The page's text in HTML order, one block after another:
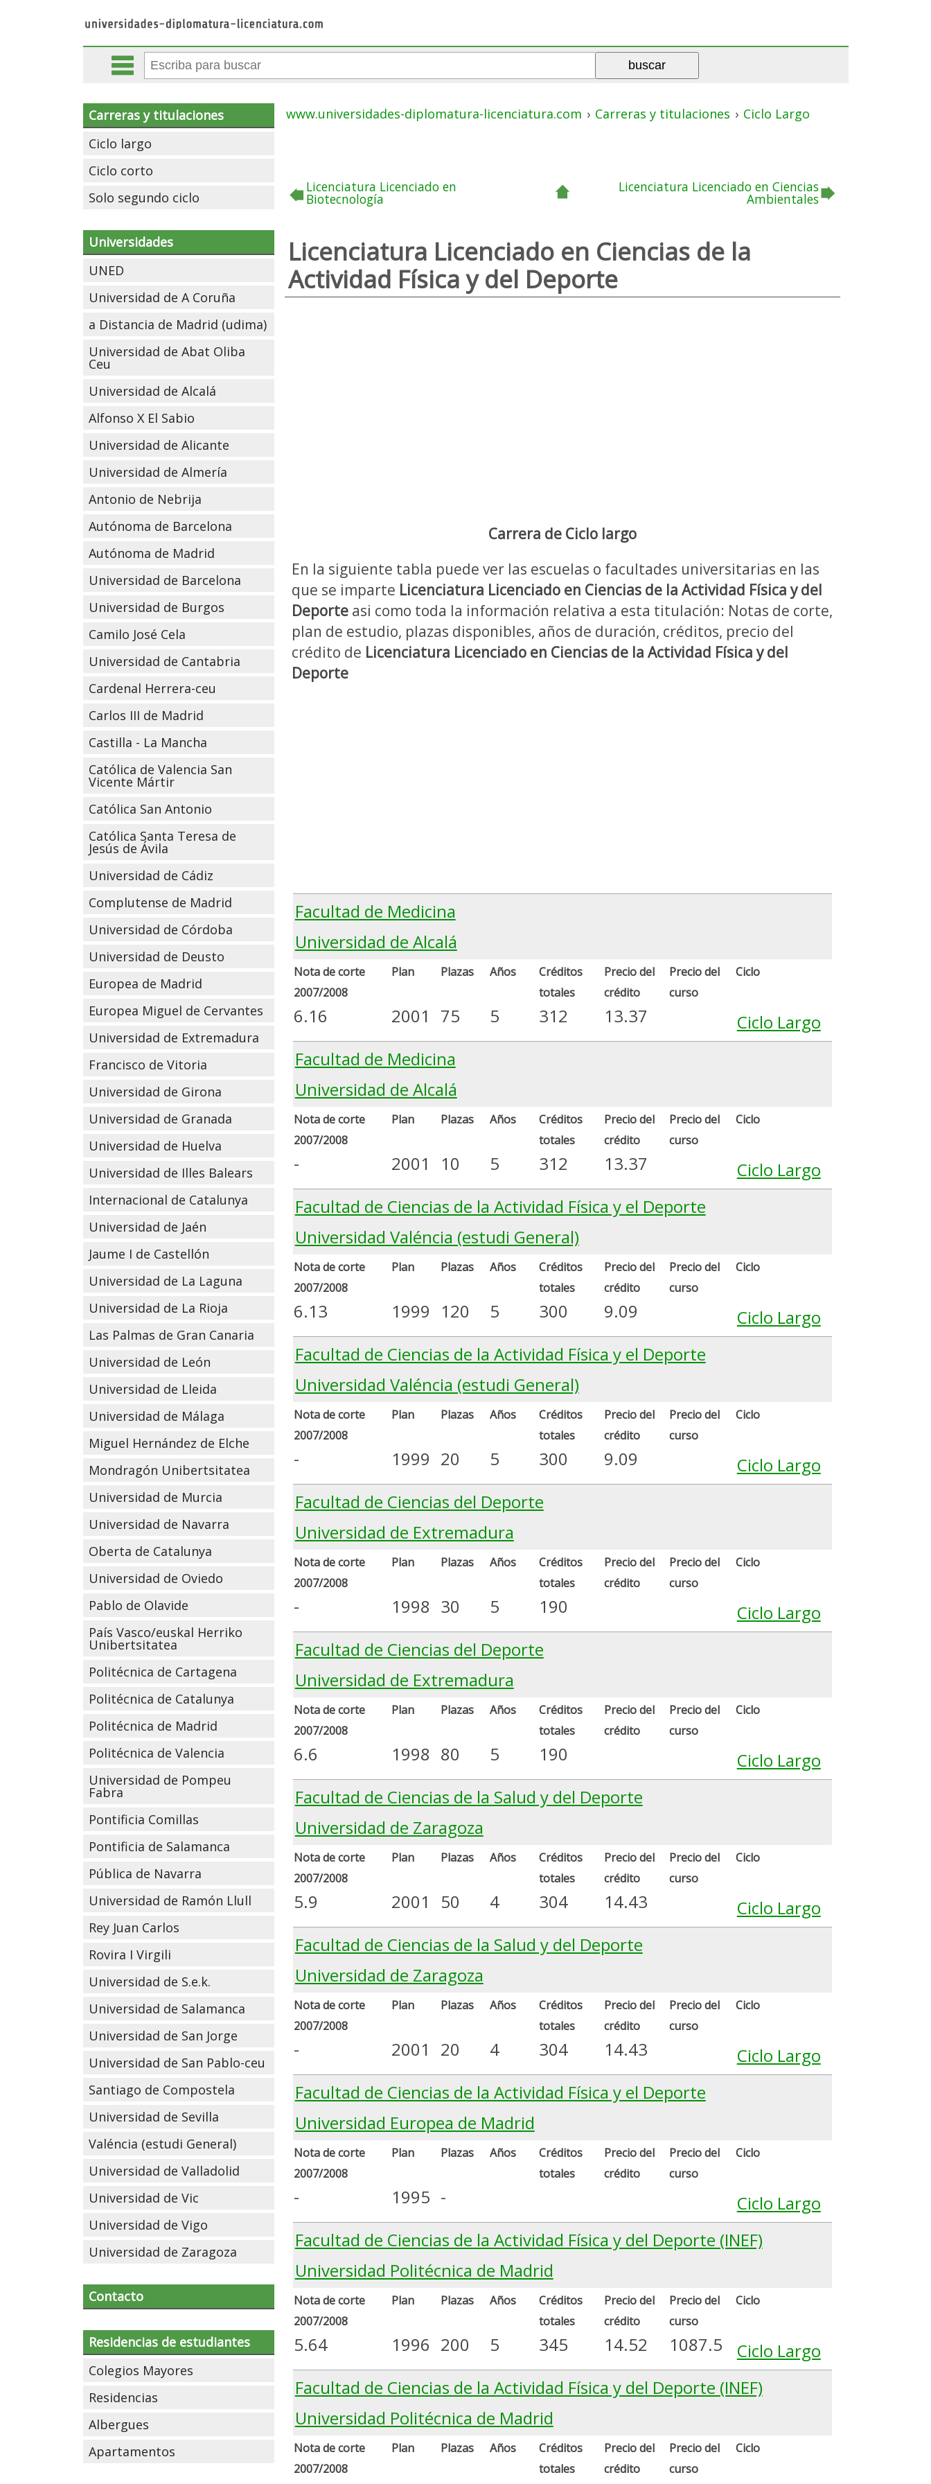
Carreras y titulaciones
Ciclo largo
Ciclo corto
Solo segundo ciclo
Universidades
UNED
Universidad de A Coruña
a Distancia de Madrid (udima)
Universidad de Abat Oliba
Ceu
Universidad de Alcalá
Alfonso X El Sabio
Universidad de Alicante
Universidad de Almería
Antonio de Nebrija
Autónoma de Barcelona
Autónoma de Madrid
Universidad de Barcelona
Universidad de Burgos
Camilo José Cela
Universidad de Cantabria
Cardenal Herrera-ceu
Carlos III de Madrid
Castilla - La Mancha
Católica de Valencia San
Vicente Mártir
Católica San Antonio
Católica Santa Teresa de
Jesús de Ávila
Universidad de Cádiz
Complutense de Madrid
Universidad de Córdoba
Universidad de Deusto
Europea de Madrid
Europea Miguel de Cervantes
Universidad de Extremadura
Francisco de Vitoria
Universidad de Girona
Universidad de Granada
Universidad de Huelva
Universidad de Illes Balears
Internacional de Catalunya
Universidad de Jaén
Jaume I de Castellón
Universidad de La Laguna
Universidad de La Rioja
Las Palmas de Gran Canaria
Universidad de León
Universidad de Lleida
Universidad de Málaga
Miguel Hernández de Elche
Mondragón Unibertsitatea
Universidad de Murcia
Universidad de Navarra
Oberta de Catalunya
Universidad de Oviedo
Pablo de Olavide
País Vasco/euskal Herriko
Unibertsitatea
Politécnica de Cartagena
Politécnica de Catalunya
Politécnica de Madrid
Politécnica de Valencia
Universidad de Pompeu
Fabra
Pontificia Comillas
Pontificia de Salamanca
Pública de Navarra
Universidad de Ramón Llull
Rey Juan Carlos
Rovira I Virgili
Universidad de S.e.k.
Universidad de Salamanca
Universidad de San Jorge
Universidad de San Pablo-ceu
Santiago de Compostela
Universidad de Sevilla
Valéncia (estudi General)
Universidad de Valladolid
Universidad de Vic
Universidad de Vigo
Universidad de Zaragoza
Contacto
Residencias de estudiantes
Colegios Mayores
Residencias
Albergues
Apartamentos
www.universidades-diplomatura-licenciatura.com › Carreras y titulaciones › Ciclo Largo
Licenciatura Licenciado en
Biotecnología
Licenciatura Licenciado en Ciencias
Ambientales
Licenciatura Licenciado en Ciencias de la
Actividad Física y del Deporte
Carrera de Ciclo largo
En la siguiente tabla puede ver las escuelas o facultades universitarias en las
que se imparte Licenciatura Licenciado en Ciencias de la Actividad Física y del
Deporteasi como toda la información relativa a esta titulación: Notas de corte,
plan de estudio, plazas disponibles, años de duración, créditos, precio del
crédito de Licenciatura Licenciado en Ciencias de la Actividad Física y del
Deporte
Facultad de Medicina
Universidad de Alcalá
Nota de corte
2007/2008
Plan Plazas Años
Créditos
totales
Precio del
crédito
Precio del
curso
Ciclo
6.16 2001 75 5 312 13.37
Ciclo Largo
Facultad de Medicina
Universidad de Alcalá
Nota de corte
2007/2008
Plan Plazas Años
Créditos
totales
Precio del
crédito
Precio del
curso
Ciclo
- 2001 10 5 312 13.37
Ciclo Largo
Facultad de Ciencias de la Actividad Física y el Deporte
Universidad Valéncia (estudi General)
Nota de corte
2007/2008
Plan Plazas Años
Créditos
totales
Precio del
crédito
Precio del
curso
Ciclo
6.13 1999 120 5 300 9.09
Ciclo Largo
Facultad de Ciencias de la Actividad Física y el Deporte
Universidad Valéncia (estudi General)
Nota de corte
2007/2008
Plan Plazas Años
Créditos
totales
Precio del
crédito
Precio del
curso
Ciclo
- 1999 20 5 300 9.09
Ciclo Largo
Facultad de Ciencias del Deporte
Universidad de Extremadura
Nota de corte
2007/2008
Plan Plazas Años
Créditos
totales
Precio del
crédito
Precio del
curso
Ciclo
- 1998 30 5 190
Ciclo Largo
Facultad de Ciencias del Deporte
Universidad de Extremadura
Nota de corte
2007/2008
Plan Plazas Años
Créditos
totales
Precio del
crédito
Precio del
curso
Ciclo
6.6 1998 80 5 190
Ciclo Largo
Facultad de Ciencias de la Salud y del Deporte
Universidad de Zaragoza
Nota de corte
2007/2008
Plan Plazas Años
Créditos
totales
Precio del
crédito
Precio del
curso
Ciclo
5.9 2001 50 4 304 14.43
Ciclo Largo
Facultad de Ciencias de la Salud y del Deporte
Universidad de Zaragoza
Nota de corte
2007/2008
Plan Plazas Años
Créditos
totales
Precio del
crédito
Precio del
curso
Ciclo
- 2001 20 4 304 14.43
Ciclo Largo
Facultad de Ciencias de la Actividad Física y el Deporte
Universidad Europea de Madrid
Nota de corte
2007/2008
Plan Plazas Años
Créditos
totales
Precio del
crédito
Precio del
curso
Ciclo
- 1995 -
Ciclo Largo
Facultad de Ciencias de la Actividad Física y del Deporte (INEF)
Universidad Politécnica de Madrid
Nota de corte
2007/2008
Plan Plazas Años
Créditos
totales
Precio del
crédito
Precio del
curso
Ciclo
5.64 1996 200 5 345 14.52 1087.5
Ciclo Largo
Facultad de Ciencias de la Actividad Física y del Deporte (INEF)
Universidad Politécnica de Madrid
Nota de corte
2007/2008
Plan Plazas Años
Créditos
totales
Precio del
crédito
Precio del
curso
Ciclo